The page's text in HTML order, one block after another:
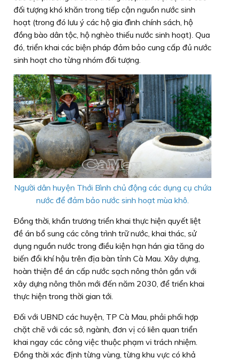
đối tượng khó khăn trong tiếp cận nguồn nước sinh
hoạt (trong đó lưu ý các hộ gia đình chính sách, hộ
đồng bào dân tộc, hộ nghèo thiếu nước sinh hoạt). Qua
đó, triển khai các biện pháp đảm bảo cung cấp đủ nước
sinh hoạt cho từng nhóm đối tượng.
Người dân huyện Thới Bình chủ động các dụng cụ chứa
nước để đảm bảo nước sinh hoạt mùa khô.
Ðồng thời, khẩn trương triển khai thực hiện quyết liệt
đề án bổ sung các công trình trữ nước, khai thác, sử
dụng nguồn nước trong điều kiện hạn hán gia tăng do
biến đổi khí hậu trên địa bàn tỉnh Cà Mau. Xây dựng,
hoàn thiện đề án cấp nước sạch nông thôn gắn với
xây dựng nông thôn mới đến năm 2030, để triển khai
thực hiện trong thời gian tới.
Ðối với UBND các huyện, TP Cà Mau, phải phối hợp
chặt chẽ với các sở, ngành, đơn vị có liên quan triển
khai ngay các công việc thuộc phạm vi trách nhiệm.
Ðồng thời xác định từng vùng, từng khu vực có khả